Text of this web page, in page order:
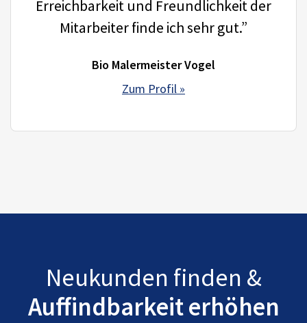
Erreichbarkeit und Freundlichkeit der
Mitarbeiter finde ich sehr gut.”
Bio Malermeister Vogel
Zum Profil »
Neukunden finden &
Auffindbarkeit erhöhen